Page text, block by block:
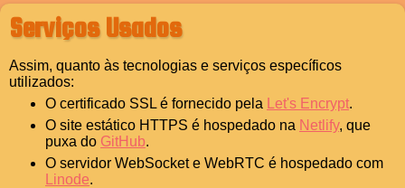
Serviços Usados
Assim, quanto às tecnologias e serviços específicos
utilizados:
O certificado SSL é fornecido pela
Let's Encrypt.
O site estático HTTPS é hospedado na Netlify, que
puxa do GitHub.
O servidor WebSocket e WebRTC é hospedado com
Linode.